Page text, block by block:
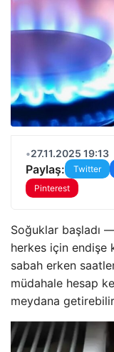
•27.11.2025 19:13
Paylaş: Twitter
Pinterest
Soğuklar başladı
herkes için endişe
sabah erken
müdahale hesap
meydana